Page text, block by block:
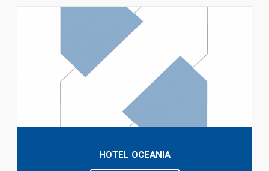
HOTEL OCEANIA